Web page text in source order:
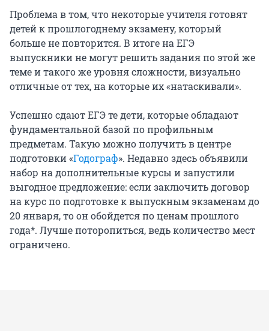
Проблема в том, что некоторые учителя готовят
детей к прошлогоднему экзамену, который
больше не повторится. В итоге на ЕГЭ
выпускники не могут решить задания по этой же
теме и такого же уровня сложности, визуально
отличные от тех, на которые их «натаскивали».
Успешно сдают ЕГЭ те дети, которые обладают
фундаментальной базой по профильным
предметам. Такую можно получить в центре
подготовки «Годограф». Недавно здесь объявили
набор на дополнительные курсы и запустили
выгодное предложение: если заключить договор
на курс по подготовке к выпускным экзаменам до
20 января, то он обойдется по ценам прошлого
года*. Лучше поторопиться, ведь количество мест
ограничено.